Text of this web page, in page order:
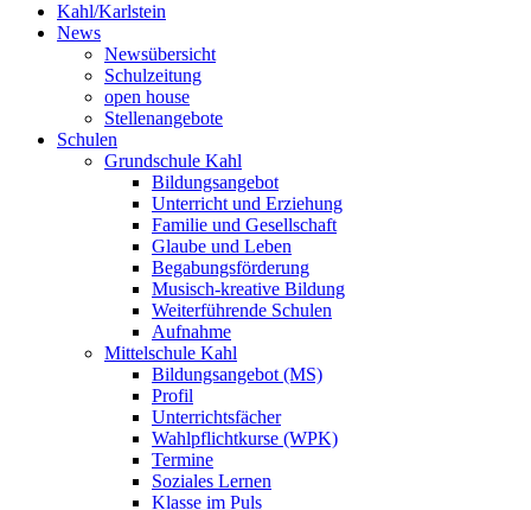
Kahl/Karlstein
News
Newsübersicht
Schulzeitung
open house
Stellenangebote
Schulen
Grundschule Kahl
Bildungsangebot
Unterricht und Erziehung
Familie und Gesellschaft
Glaube und Leben
Begabungsförderung
Musisch-kreative Bildung
Weiterführende Schulen
Aufnahme
Mittelschule Kahl
Bildungsangebot (MS)
Profil
Unterrichtsfächer
Wahlpflichtkurse (WPK)
Termine
Soziales Lernen
Klasse im Puls